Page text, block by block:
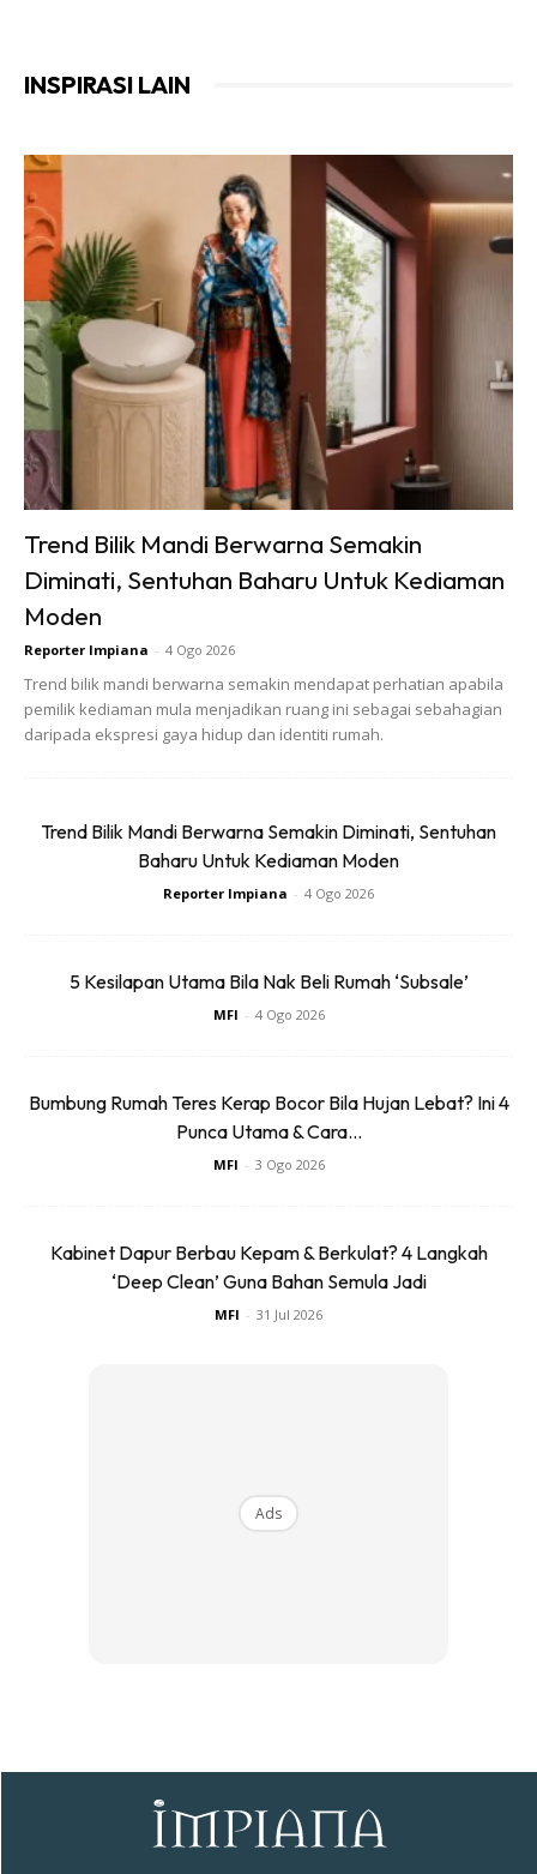
A Post Shared By Nur Syamimia (@syamimia_)
Nur Syamimi sebelum ini pernah dikecam kerana warga
maya kerana dianggap tidak layak menduduki flat Projek
Perumahan Rakyat (PPR) tapi ibu muda ini tidak mudah
melatah. Malah wanita ini giat menghias kediamannya yang
dihuni bersama keluarga tercinta.
INSPIRASI LAIN
Trend Bilik Mandi Berwarna Semakin
Diminati, Sentuhan Baharu Untuk Kediaman
Moden
Reporter Impiana - 4 Ogo 2026
Trend bilik mandi berwarna semakin mendapat perhatian apabila
pemilik kediaman mula menjadikan ruang ini sebagai sebahagian
daripada ekspresi gaya hidup dan identiti rumah.
Trend Bilik Mandi Berwarna Semakin Diminati, Sentuhan
Baharu Untuk Kediaman Moden
Reporter Impiana - 4 Ogo 2026
5 Kesilapan Utama Bila Nak Beli Rumah ‘Subsale’
MFI - 4 Ogo 2026
Bumbung Rumah Teres Kerap Bocor Bila Hujan Lebat? Ini 4
Punca Utama & Cara...
MFI - 3 Ogo 2026
Kabinet Dapur Berbau Kepam & Berkulat? 4 Langkah
‘Deep Clean’ Guna Bahan Semula Jadi
MFI - 31 Jul 2026
Ads